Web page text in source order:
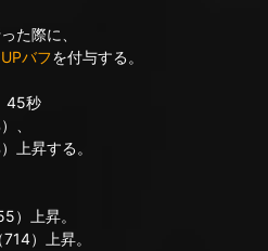
際に、
バフを付与する。
45秒
、
上昇する。
）上昇。
714）上昇。